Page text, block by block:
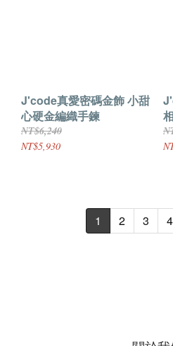
J'code真愛密碼金飾 小甜
心硬金編織手鍊
NT$6,240
NT$5,930
1 2 3 4